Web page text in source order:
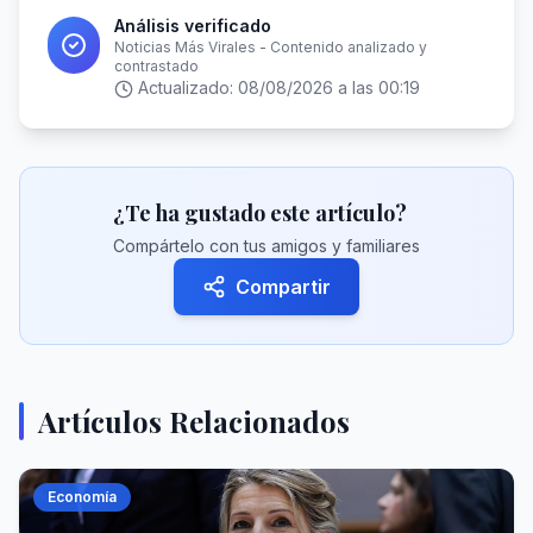
Análisis verificado
Noticias Más Virales - Contenido analizado y
contrastado
Actualizado: 08/08/2026 a las 00:19
¿Te ha gustado este artículo?
Compártelo con tus amigos y familiares
Compartir
Artículos Relacionados
Economía